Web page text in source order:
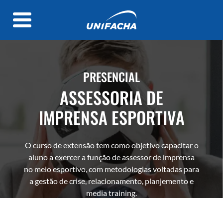
PRESENCIAL
ASSESSORIA DE
IMPRENSA ESPORTIVA
O curso de extensão tem como objetivo capacitar o
aluno a exercer a função de assessor de imprensa
no meio esportivo, com metodologias voltadas para
a gestão de crise, relacionamento, planjemento e
media training.